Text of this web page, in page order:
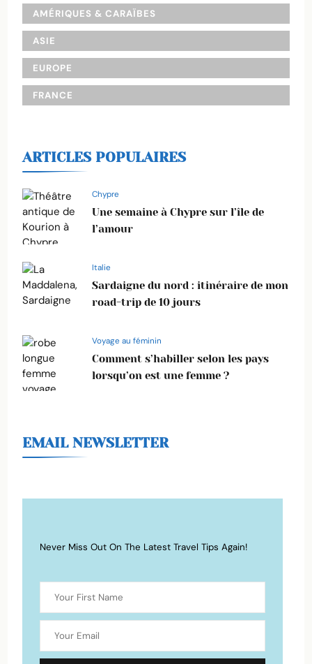
AMÉRIQUES & CARAÏBES
ASIE
EUROPE
FRANCE
ARTICLES POPULAIRES
Chypre
Une semaine à Chypre sur l’île de
l’amour
Italie
Sardaigne du nord : itinéraire de mon
road-trip de 10 jours
Voyage au féminin
Comment s’habiller selon les pays
lorsqu’on est une femme ?
EMAIL NEWSLETTER
Never Miss Out On The Latest Travel Tips Again!